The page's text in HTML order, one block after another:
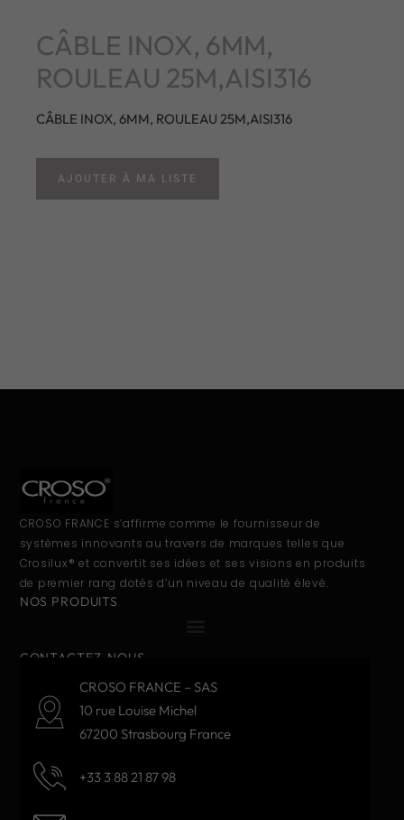
CÂBLE INOX, 6MM,
ROULEAU 25M,AISI316
CÂBLE INOX, 6MM, ROULEAU 25M,AISI316
AJOUTER À MA LISTE
CROSO FRANCE s’affirme comme le fournisseur de
systèmes innovants au travers de marques telles que
Crosilux® et convertit ses idées et ses visions en produits
de premier rang dotés d’un niveau de qualité élevé.
NOS PRODUITS
CONTACTEZ-NOUS
CROSO FRANCE – SAS
10 rue Louise Michel
67200 Strasbourg France
+33 3 88 21 87 98